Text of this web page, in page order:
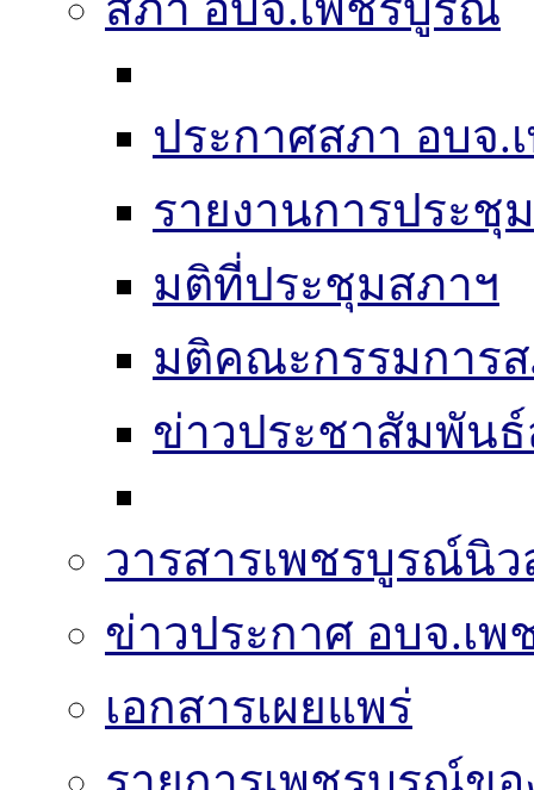
ประกาศสภา อบจ.
รายงานการประชุ
มติที่ประชุมสภาฯ
มติคณะกรรมการ
ข่าวประชาสัมพัน
วารสารเพชรบูรณ์นิว
ข่าวประกาศ อบจ.เ
เอกสารเผยแพร่